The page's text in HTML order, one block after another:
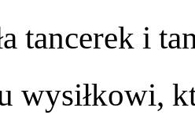
tancerek i
wysiłkowi,